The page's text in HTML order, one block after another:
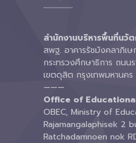
สำนักงานบริหารพื้นที่นวั
สพฐ. อาคารรัชมังคลาภิเ
กระทรวงศึกษาธิการ ถนน
เขตดุสิต กรุงเทพมหานค
———
Office of
OBEC, Ministry of
Rajamangalaphisek 2
Ratchadamnoen nok